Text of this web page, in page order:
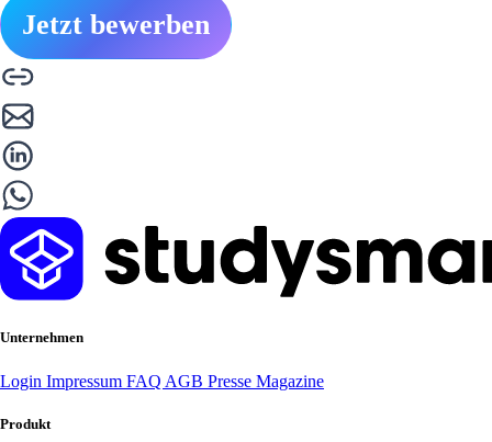
Jetzt bewerben
Unternehmen
Login Impressum FAQ AGB Presse Magazine
Produkt